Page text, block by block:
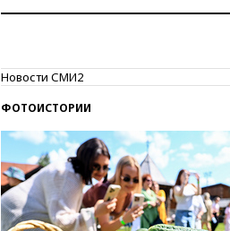
Новости СМИ2
ФОТОИСТОРИИ